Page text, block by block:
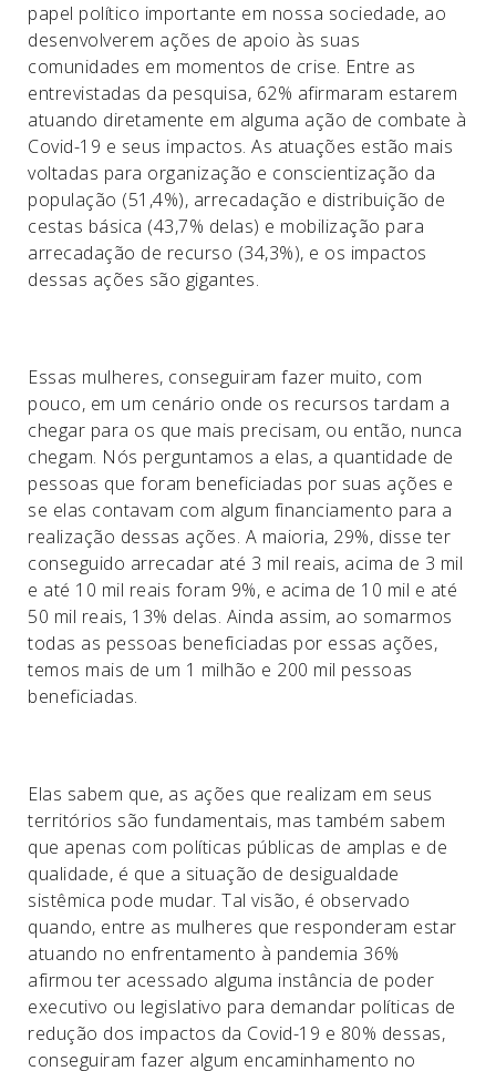
papel político importante em nossa sociedade, ao
desenvolverem ações de apoio às suas
comunidades em momentos de crise. Entre as
entrevistadas da pesquisa, 62% afirmaram estarem
atuando diretamente em alguma ação de combate à
Covid-19 e seus impactos. As atuações estão mais
voltadas para organização e conscientização da
população (51,4%), arrecadação e distribuição de
cestas básica (43,7% delas) e mobilização para
arrecadação de recurso (34,3%), e os impactos
dessas ações são gigantes.
Essas mulheres, conseguiram fazer muito, com
pouco, em um cenário onde os recursos tardam a
chegar para os que mais precisam, ou então, nunca
chegam. Nós perguntamos a elas, a quantidade de
pessoas que foram beneficiadas por suas ações e
se elas contavam com algum financiamento para a
realização dessas ações. A maioria, 29%, disse ter
conseguido arrecadar até 3 mil reais, acima de 3 mil
e até 10 mil reais foram 9%, e acima de 10 mil e até
50 mil reais, 13% delas. Ainda assim, ao somarmos
todas as pessoas beneficiadas por essas ações,
temos mais de um 1 milhão e 200 mil pessoas
beneficiadas.
Elas sabem que, as ações que realizam em seus
territórios são fundamentais, mas também sabem
que apenas com políticas públicas de amplas e de
qualidade, é que a situação de desigualdade
sistêmica pode mudar. Tal visão, é observado
quando, entre as mulheres que responderam estar
atuando no enfrentamento à pandemia 36%
afirmou ter acessado alguma instância de poder
executivo ou legislativo para demandar políticas de
redução dos impactos da Covid-19 e 80% dessas,
conseguiram fazer algum encaminhamento no